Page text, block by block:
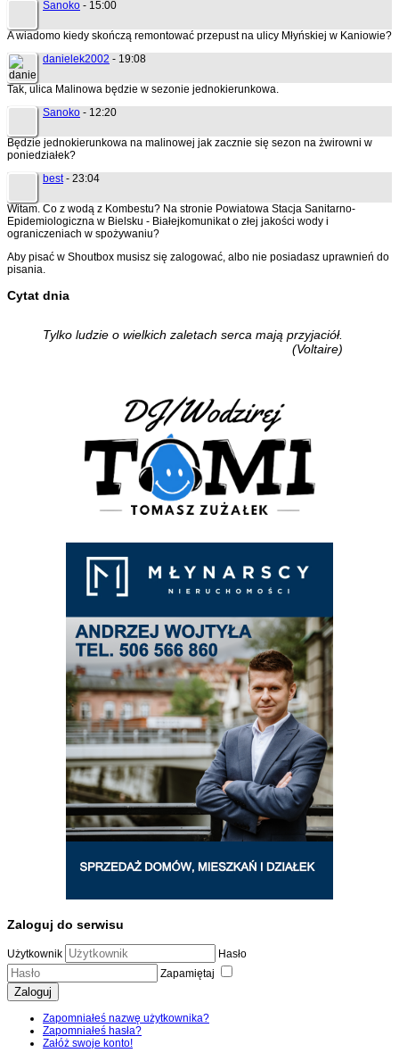
Sanoko - 15:00
A wiadomo kiedy skończą remontować przepust na ulicy Młyńskiej w Kaniowie?
danielek2002 - 19:08
Tak, ulica Malinowa będzie w sezonie jednokierunkowa.
Sanoko - 12:20
Będzie jednokierunkowa na malinowej jak zacznie się sezon na żwirowni w
poniedziałek?
best- 23:04
Witam. Co z wodą z Kombestu? Na stronie Powiatowa Stacja Sanitarno-
Epidemiologiczna w Bielsku - Białejkomunikat o złej jakości wody i
ograniczeniach w spożywaniu?
Aby pisać w Shoutbox musisz się zalogować, albo nie posiadasz uprawnień do
pisania.
Cytat dnia
Tylko ludzie o wielkich zaletach serca mają przyjaciół.
(Voltaire)
Zaloguj do serwisu
Użytkownik
Hasło
Zapamiętaj
Zaloguj
Zapomniałeś nazwę użytkownika?
Zapomniałeś hasła?
Załóż swoje konto!